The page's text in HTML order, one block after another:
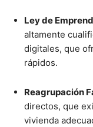
Ley de
altamente
digitales, que
rápidos.
Reagrupación
directos, que
vivienda